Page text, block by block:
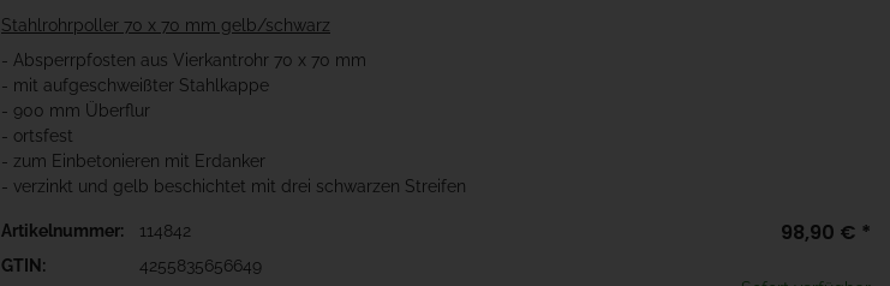
Stahlrohrpoller 70 x 70 mm gelb/schwarz
- Absperrpfosten aus Vierkantrohr 70 x 70 mm
- mit aufgeschweißter Stahlkappe
- 900 mm Überflur
- ortsfest
- zum Einbetonieren mit Erdanker
- verzinkt und gelb beschichtet mit drei schwarzen Streifen
Artikelnummer:
114842
GTIN:
4255835656649
98,90 € *